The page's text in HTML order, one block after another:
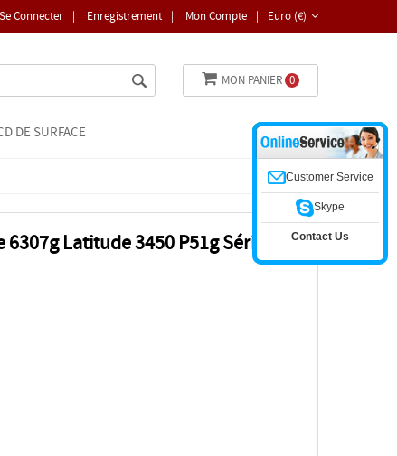
Euro (€)
Se Connecter | Enregistrement | Mon Compte |
MON PANIER 0
DE SURFACE
Latitude 3450 P51g Série
Customer Service
Skype
Contact Us